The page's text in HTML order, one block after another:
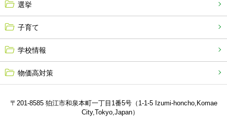
選挙
子育て
学校情報
物価高対策
〒201-8585 狛江市和泉本町一丁目1番5号（1-1-5 Izumi-honcho,Komae
City,Tokyo,Japan）